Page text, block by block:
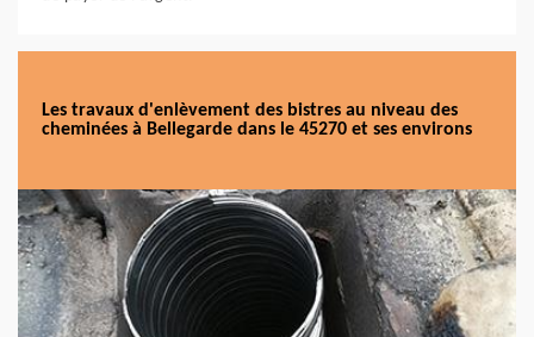
Les travaux d'enlèvement des bistres au niveau des
cheminées à Bellegarde dans le 45270 et ses environs